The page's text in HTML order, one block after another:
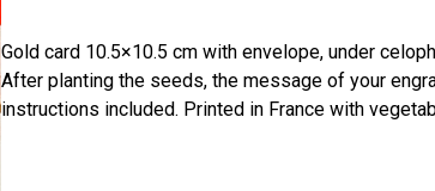
Gold card 10.5×10.5 cm with envelope, under
After planting the seeds, the message of your
instructions included. Printed in France with